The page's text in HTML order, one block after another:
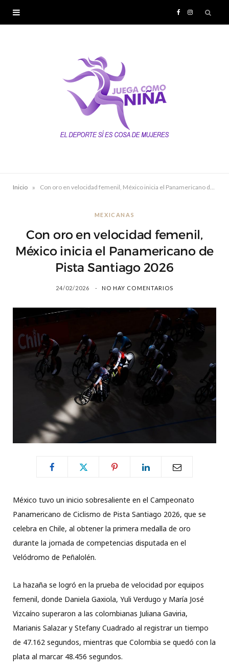
I
Inicio »
MEXICANAS
Con oro en velocidad femenil,
México inicia el Panamericano de
Pista Santiago 2026
24/02/2026 NO HAY COMENTARIOS
México tuvo un inicio sobresaliente en el Campeonato
Panamericano de Ciclismo de Pista Santiago 2026, que se
celebra en Chile, al obtener la primera medalla de oro
durante la jornada de competencias disputada en el
Velódromo de Peñalolén.
La hazaña se logró en la prueba de velocidad por equipos
femenil, donde Daniela Gaxiola, Yuli Verdugo y María José
Vizcaíno superaron a las colombianas Juliana Gaviria,
Marianis Salazar y Stefany Cuadrado al registrar un tiempo
de 47.162 segundos, mientras que Colombia se quedó con la
plata al marcar 48.456 segundos.